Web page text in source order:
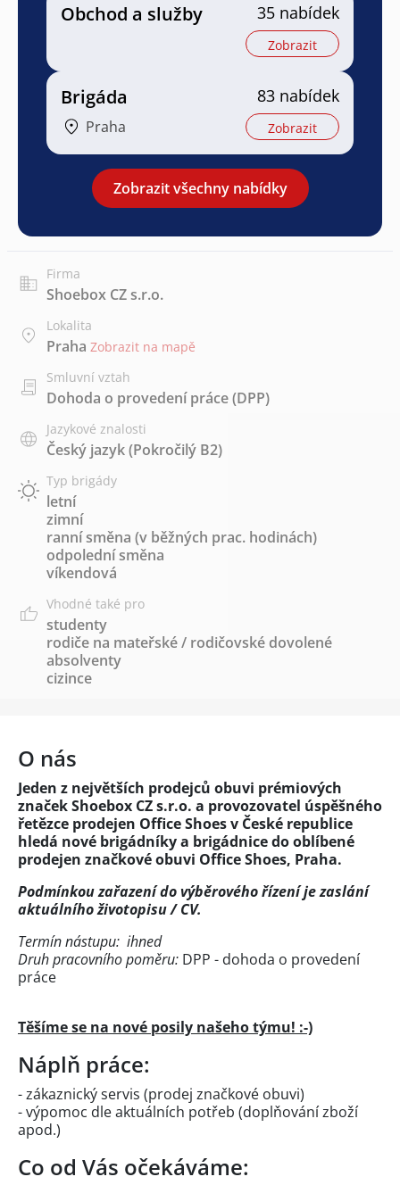
Obchod a služby 35 nabídek
Zobrazit
Brigáda
Praha
83 nabídek
Zobrazit
Zobrazit všechny nabídky
Firma
Shoebox CZ s.r.o.
Lokalita
Praha Zobrazit na mapě
Smluvní vztah
Dohoda o provedení práce (DPP)
Jazykové znalosti
Český jazyk(Pokročilý B2)
Typ brigády
letní
zimní
ranní směna (v běžných prac. hodinách)
odpolední směna
víkendová
Vhodné také pro
studenty
rodiče na mateřské / rodičovské dovolené
absolventy
cizince
O nás
Jeden z největších prodejců obuvi prémiových
značek Shoebox CZ s.r.o. a provozovatel úspěšného
řetězce prodejen Office Shoes v České republice
hledá nové brigádníky a brigádnice do oblíbené
prodejen značkové obuvi Office Shoes, Praha.
Podmínkou zařazení do výběrového řízení je zaslání
aktuálního životopisu / CV.
Termín nástupu: ihned
Druh pracovního poměru: DPP - dohoda o provedení
práce
Těšíme se na nové posily našeho týmu! :-)
Náplň práce:
- zákaznický servis (prodej značkové obuvi)
- výpomoc dle aktuálních potřeb (doplňování zboží
apod.)
Co od Vás očekáváme: